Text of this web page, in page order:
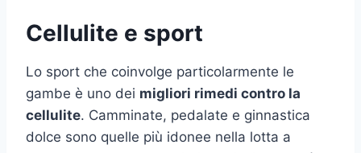
Cellulite e sport
Lo sport che coinvolge particolarmente le
gambe è uno dei migliori rimedi contro la
cellulite. Camminate, pedalate e ginnastica
dolce sono quelle più idonee nella lotta a